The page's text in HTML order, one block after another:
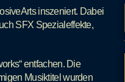
inszeniert. Dabei
SFX Spezialeffekte,
entfachen. Die
Musiktitel wurden